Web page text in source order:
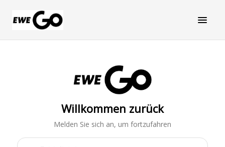
Willkommen zurück
Melden Sie sich an, um fortzufahren
Anmeldedaten